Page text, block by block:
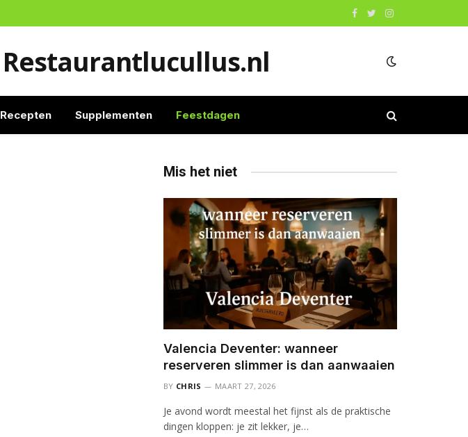
Facebook
TwitterInstagram
Restaurantlucullus.nl
Recepten Supplementen Feestdagen
Mis het niet
Valencia Deventer: wanneer
reserveren slimmer is dan aanwaaien
BY CHRIS MAART 27, 2026
Je avond wordt meestal het fijnst als de praktische
dingen kloppen: je zit lekker, je…